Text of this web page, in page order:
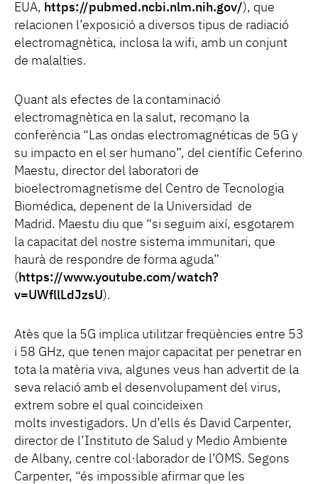
EUA, https://pubmed.ncbi.nlm.nih.gov/), que
relacionen l’exposició a diversos tipus de radiació
electromagnètica, inclosa la wifi, amb un conjunt
de malalties.
Quant als efectes de la contaminació
electromagnètica en la salut, recomano la
conferència “Las ondas electromagnéticas de 5G y
su impacto en el ser humano”, del científic Ceferino
Maestu, director del laboratori de
bioelectromagnetisme del Centro de Tecnologia
Biomédica, depenent de la Universidad de
Madrid. Maestu diu que “si seguim així, esgotarem
la capacitat del nostre sistema immunitari, que
haurà de respondre de forma aguda”
( https://www.youtube.com/watch?
v=UWfllLdJzsU).
Atès que la 5G implica utilitzar freqüències entre 53
i 58 GHz, que tenen major capacitat per penetrar en
tota la matèria viva, algunes veus han advertit de la
seva relació amb el desenvolupament del virus,
extrem sobre el qual coincideixen
molts investigadors. Un d’ells és David Carpenter,
director de l’Instituto de Salud y Medio Ambiente
de Albany, centre col·laborador de l’OMS. Segons
Carpenter, “és impossible afirmar que les